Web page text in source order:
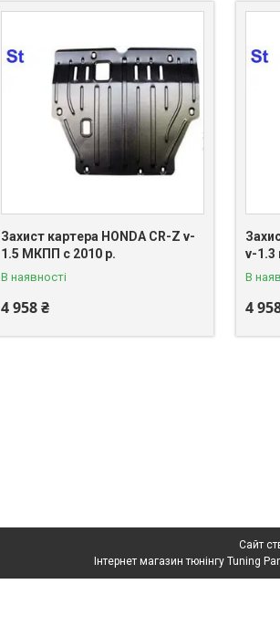
Захист картера HONDA CR-Z v-
1.5 МКПП c 2010 р.
В наявності
4 958 ₴
v-1.3
В
4
Сайт